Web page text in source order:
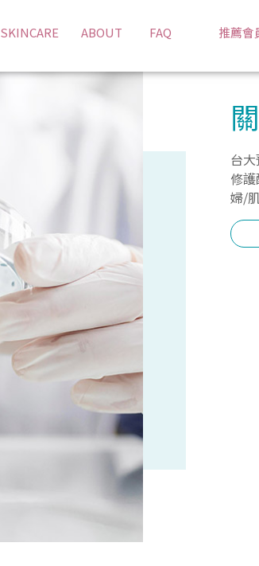
SKINCARE ABOUT FAQ 推薦會
台
修
婦/